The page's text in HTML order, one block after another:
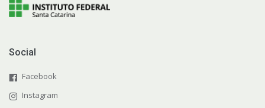
Social
Facebook
Instagram